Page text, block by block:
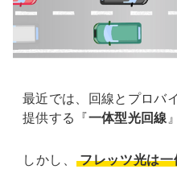
最近では、回線とプロバ
提供する『一体型光回線
しかし、 フレッツ光は